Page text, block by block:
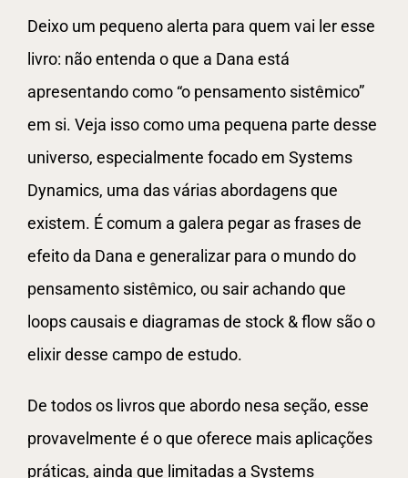
Deixo um pequeno alerta para quem vai ler esse
livro: não entenda o que a Dana está
apresentando como “o pensamento sistêmico”
em si. Veja isso como uma pequena parte desse
universo, especialmente focado em Systems
Dynamics, uma das várias abordagens que
existem. É comum a galera pegar as frases de
efeito da Dana e generalizar para o mundo do
pensamento sistêmico, ou sair achando que
loops causais e diagramas de stock & flow são o
elixir desse campo de estudo.
De todos os livros que abordo nesa seção, esse
provavelmente é o que oferece mais aplicações
práticas, ainda que limitadas a Systems